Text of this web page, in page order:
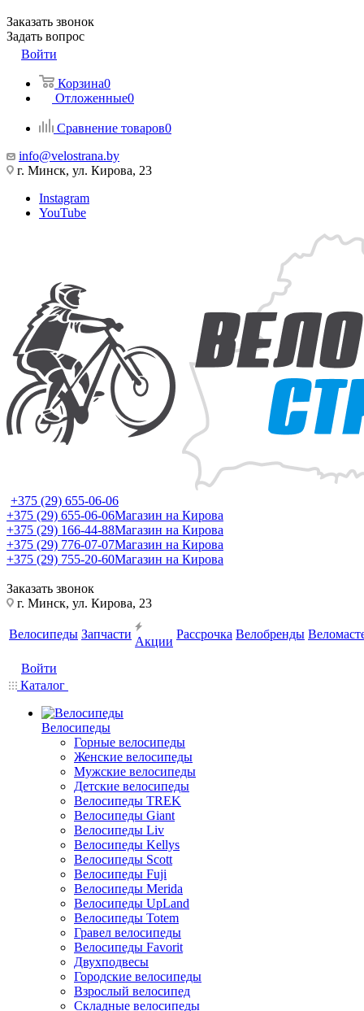
Заказать звонок
Задать вопрос
Войти
Корзина0
Отложенные0
Сравнение товаров0
info@velostrana.by
г. Минск, ул. Кирова, 23
Instagram
YouTube
+375 (29) 655-06-06
+375 (29) 655-06-06Магазин на Кирова
+375 (29) 166-44-88Магазин на Кирова
+375 (29) 776-07-07Магазин на Кирова
+375 (29) 755-20-60Магазин на Кирова
Заказать звонок
г. Минск, ул. Кирова, 23
Велосипеды Запчасти
Акции
Рассрочка Велобренды
Войти
Каталог
Велосипеды
Горные велосипеды
Женские велосипеды
Мужские велосипеды
Детские велосипеды
Велосипеды TREK
Велосипеды Giant
Велосипеды Liv
Велосипеды Kellys
Велосипеды Scott
Велосипеды Fuji
Велосипеды Merida
Велосипеды UpLand
Велосипеды Totem
Гравел велосипеды
Велосипеды Favorit
Двухподвесы
Городские велосипеды
Взрослый велосипед
Складные велосипеды